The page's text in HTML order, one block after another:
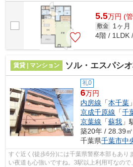
ていく防犯強化地域は安心ですね。こ...
5.5万円 (
敷金 1ヶ月
4階 / 1LDK
賃貸 | マンション ソル・エスパシ
礼0
6万円
内房線 「本千葉
京成千原線 「千
京葉線 「蘇我 」
築20年 / 28.39㎡
千葉県千葉市中
すぐ近く(徒歩6分)には千葉県警察本部もあり
い夜道も心強いですね。3駅以上利用可なの